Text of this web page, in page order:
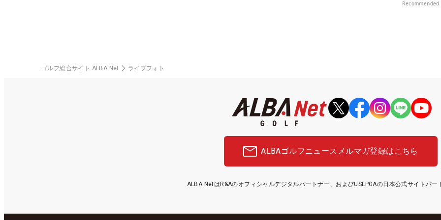
Recommended
ゴルフ総合サイト ALBA Net ライブフォト
ALBAゴルフニュース メルマガ登録はこちら
ALBA NetはR&Aのオフィシャルデジタルパートナー、およびUSLPGAの日本公式サイトパー